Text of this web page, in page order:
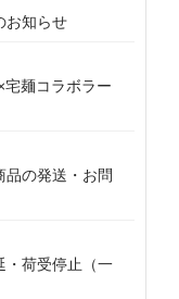
お知らせ
麺コラボラー
品の発送・お問
・荷受停止（一